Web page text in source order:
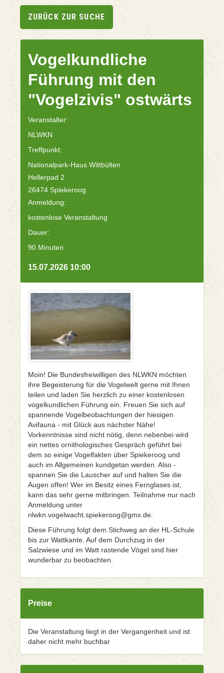
ZURÜCK ZUR SUCHE
Vogelkundliche
Führung mit den
"Vogelzivis" ostwärts
Veranstalter:
NLWKN
Treffpunkt:
Nationalpark-Haus Wittbülten
Hellerpad 2
26474 Spiekeroog
Anmeldung:
kostenlose Veranstaltung
Dauer:
90 Minuten
15.07.2026 10:00
Moin! Die Bundesfreiwilligen des NLWKN möchten
ihre Begeisterung für die Vogelwelt gerne mit Ihnen
teilen und laden Sie herzlich zu einer kostenlosen
vogelkundlichen Führung ein. Freuen Sie sich auf
spannende Vogelbeobachtungen der hiesigen
Avifauna - mit Glück aus nächster Nähe!
Vorkenntnisse sind nicht nötig, denn nebenbei wird
ein nettes ornithologisches Gespräch geführt bei
dem so einige Vogelfakten über Spiekeroog und
auch im Allgemeinen kundgetan werden. Also -
spannen Sie die Lauscher auf und halten Sie die
Augen offen! Wer im Besitz eines Fernglases ist,
kann das sehr gerne mitbringen. Teilnahme nur nach
Anmeldung unter
nlwkn.vogelwacht.spiekeroog@gmx.de.
Diese Führung folgt dem Stichweg an der HL-Schule
bis zur Wattkante. Auf dem Durchzug in der
Salzwiese und im Watt rastende Vögel sind hier
wunderbar zu beobachten.
Preise
Die Veranstaltung liegt in der Vergangenheit und ist
daher nicht mehr buchbar